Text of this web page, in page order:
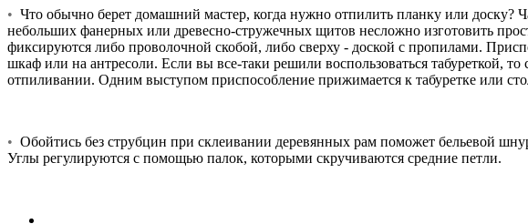
• Что обычно берет домашний мастер, когда нужно отпилить планку или
небольших фанерных или древесно-стружечных щитов несложно изготовить
фиксируются либо проволочной скобой, либо сверху - доской с пропилами.
шкаф или на антресоли. Если вы все-таки решили воспользоваться табуреткой,
отпиливании. Одним выступом приспособление прижимается к табуретке или
• Обойтись без струбцин при склеивании деревянных рам поможет бельевой
Углы регулируются с помощью палок, которыми скручиваются средние петли.